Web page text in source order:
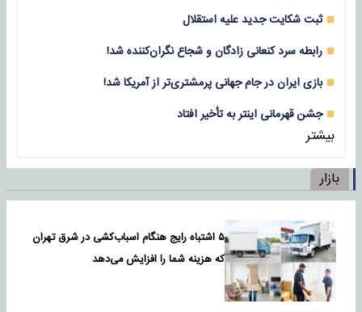
ثبت شکایت جدید علیه استقلال
رابطه سرد کنعانی زادگان و شجاع نگران‌کننده شد!
بازی‌ ایران در جام جهانی پرمشتری‌تر از آمریکا شد!
جشن قهرمانی اینتر به تأخیر افتاد
بیشتر
بازار
۵ اشتباه رایج هنگام اسباب‌کشی در شرق تهران
که هزینه شما را افزایش می‌دهد